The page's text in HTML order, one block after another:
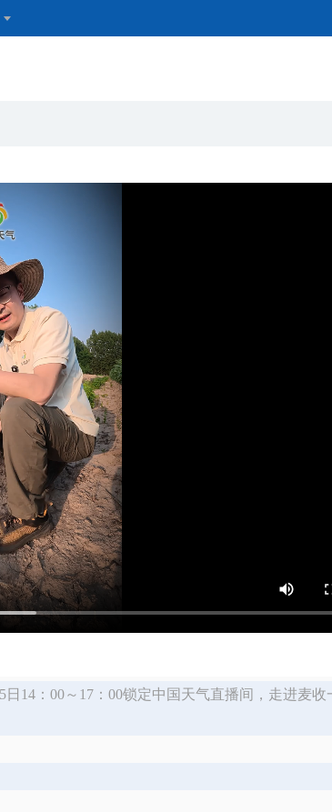
14：00～17：00锁定中国天气直播间，走进麦收